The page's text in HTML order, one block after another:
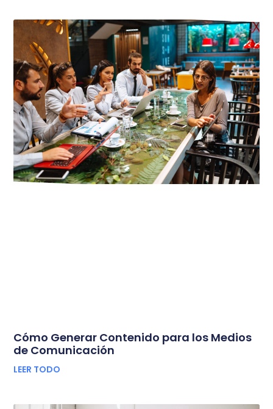
Cómo Generar Contenido para los Medios
de Comunicación
LEER TODO